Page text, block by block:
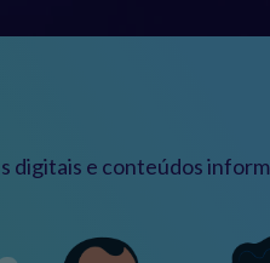
digitais e conteúdos